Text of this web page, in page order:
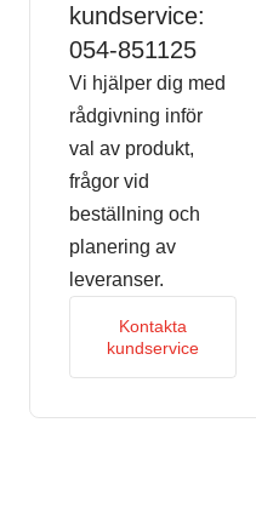
kundservice:
054-851125
Vi hjälper dig med
rådgivning inför
val av produkt,
frågor vid
beställning och
planering av
leveranser.
Kontakta
kundservice